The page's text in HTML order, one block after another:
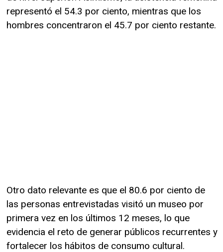
representó el 54.3 por ciento, mientras que los
hombres concentraron el 45.7 por ciento restante.
Otro dato relevante es que el 80.6 por ciento de
las personas entrevistadas visitó un museo por
primera vez en los últimos 12 meses, lo que
evidencia el reto de generar públicos recurrentes y
fortalecer los hábitos de consumo cultural.